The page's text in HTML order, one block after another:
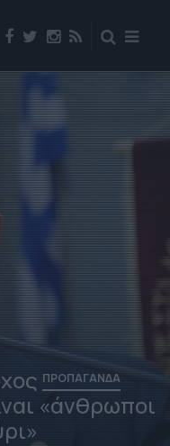
ΠΡΟΠΑΓΑΝΔΑ
«άνθρωποι